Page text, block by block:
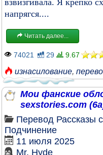
взвизгивала. Я крепко
напрягся....
Читать далее...
74021 29 9.67
изнасилование,
Мои фанские
sexstories.com
Перевод Рассказы
Подчинение
11 июля 2025
Mr. Hyde